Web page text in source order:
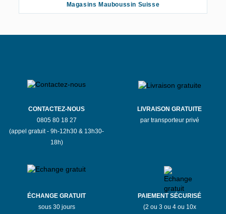
Magasins Mauboussin Suisse
CONTACTEZ-NOUS
0805 80 18 27
(appel gratuit - 9h-12h30 & 13h30-
18h)
LIVRAISON GRATUITE
par transporteur privé
ÉCHANGE GRATUIT
sous 30 jours
PAIEMENT SÉCURISÉ
(2 ou 3 ou 4 ou 10x